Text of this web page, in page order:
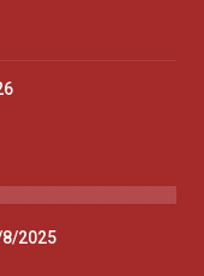
8/2025